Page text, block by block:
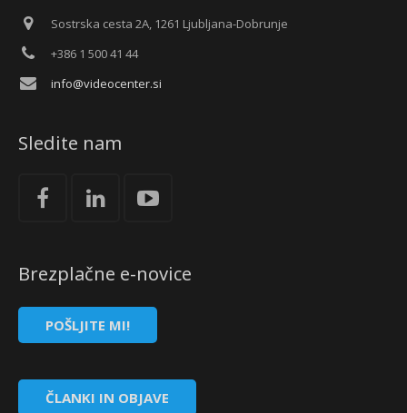
Sostrska cesta 2A, 1261 Ljubljana-Dobrunje
+386 1 500 41 44
info@videocenter.si
Sledite nam
Brezplačne e-novice
POŠLJITE MI!
ČLANKI IN OBJAVE